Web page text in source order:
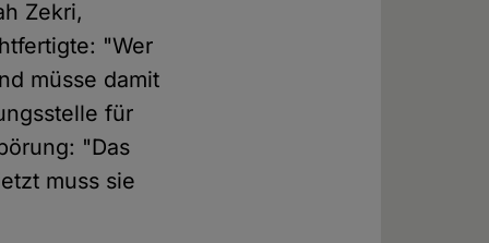
Zekri,
"Wer
müsse damit
für
"Das
muss sie